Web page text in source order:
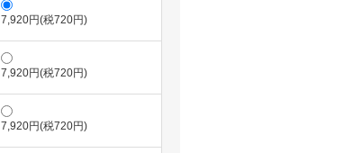
7,920円(税720円)
7,920円(税720円)
7,920円(税720円)